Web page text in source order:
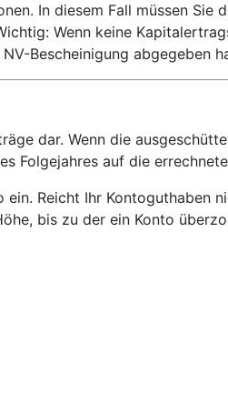
In diesem Fall müssen
Wenn keine
Bescheinigung abgegeben
dar. Wenn die
Folgejahres auf die
Reicht Ihr
bis zu der ein Konto